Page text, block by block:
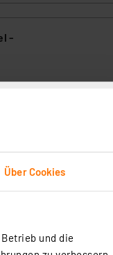
Über Cookies
und die
-